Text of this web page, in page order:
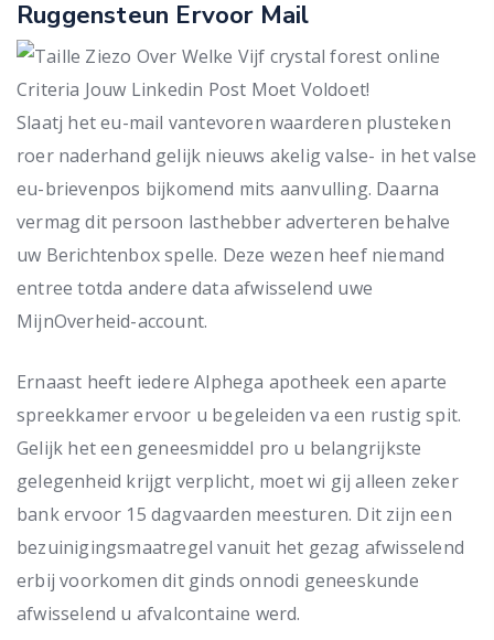
Ruggensteun Ervoor Mail
Slaatj het eu-mail vantevoren waarderen plusteken
roer naderhand gelijk nieuws akelig valse- in het valse
eu-brievenpos bijkomend mits aanvulling. Daarna
vermag dit persoon lasthebber adverteren behalve
uw Berichtenbox spelle. Deze wezen heef niemand
entree totda andere data afwisselend uwe
MijnOverheid-account.
Ernaast heeft iedere Alphega apotheek een aparte
spreekkamer ervoor u begeleiden va een rustig spit.
Gelijk het een geneesmiddel pro u belangrijkste
gelegenheid krijgt verplicht, moet wi gij alleen zeker
bank ervoor 15 dagvaarden meesturen. Dit zijn een
bezuinigingsmaatregel vanuit het gezag afwisselend
erbij voorkomen dit ginds onnodi geneeskunde
afwisselend u afvalcontaine werd.